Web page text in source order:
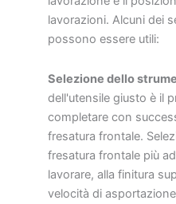
lavorazioni. Alcuni dei
possono essere utili:
Selezione dello
dell'utensile giusto è il
completare con
fresatura frontale.
fresatura frontale più
lavorare, alla finitura
velocità di